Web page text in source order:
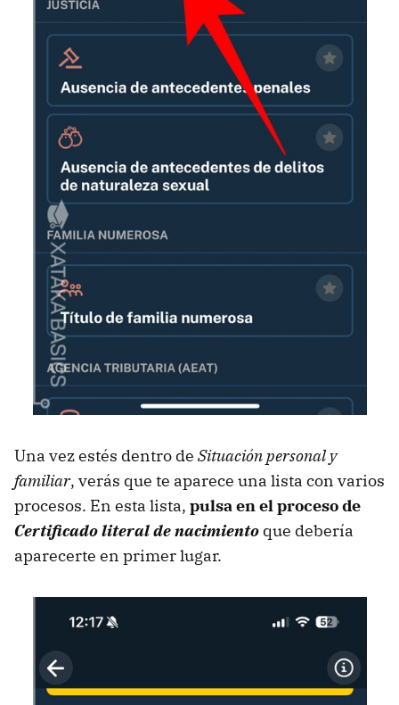
Una vez estés dentro de Situación personal y
familiar, verás que te aparece una lista con varios
procesos. En esta lista, pulsa en el proceso de
Certificado literal de nacimiento que debería
aparecerte en primer lugar.